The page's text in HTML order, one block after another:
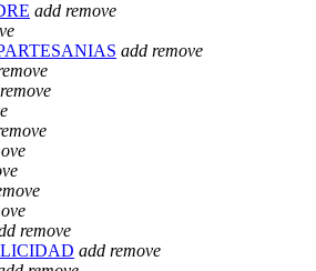
add remove
add remove
remove
remove
add remove